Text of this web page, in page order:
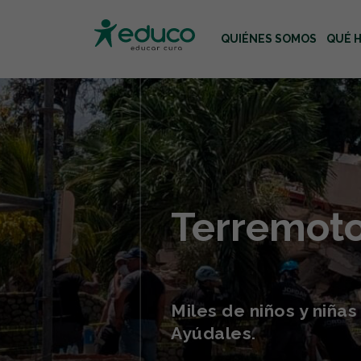
Usa las teclas Tab o
QUIÉNES SOMOS QUÉ
Miles de niños y
Ayúdales.